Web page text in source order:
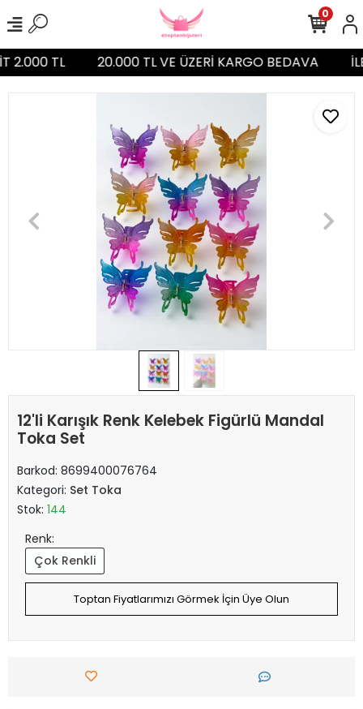
2.000 TL 20.000 TL VE ÜZERİ KARGO BEDAVA
0
12'li Karışık Renk Kelebek Figürlü Mandal
Toka Set
Barkod: 8699400076764
Kategori: Set Toka
Stok: 144
Renk:
Çok Renkli
Toptan Fiyatlarımızı Görmek İçin Üye Olun